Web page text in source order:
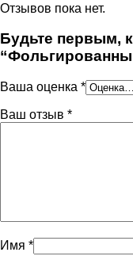
Отзывов пока нет.
Будьте первым,
Ваша оценка *
Ваш отзыв *
Имя *